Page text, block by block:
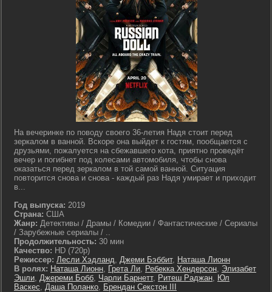
На вечеринке по поводу своего 36-летия Надя стоит перед
зеркалом в ванной. Вскоре она выйдет к гостям, пообщается с
друзьями, пожалуется на сбежавшего кота, приятно проведёт
вечер и погибнет под колесами автомобиля, чтобы снова
оказаться перед зеркалом в той самой ванной. Ситуация
повторится снова и снова - каждый раз Надя умирает и приходит
в...
Год выпуска: 2019
Страна: США
Жанр: Детективы / Драмы / Комедии / Фантастические / Сериалы
/ Зарубежные сериалы / ..
Продолжительность: 30 мин
Качество: HD (720p)
Режиссер: Лесли Хэдланд, Джеми Бэббит, Наташа Лионн
В ролях: Наташа Лионн, Грета Ли, Ребекка Хендерсон, Элизабет
Эшли, Джереми Бобб, Чарли Барнетт, Ритеш Раджан, Юл
Васкес, Даша Поланко, Брендан Секстон III